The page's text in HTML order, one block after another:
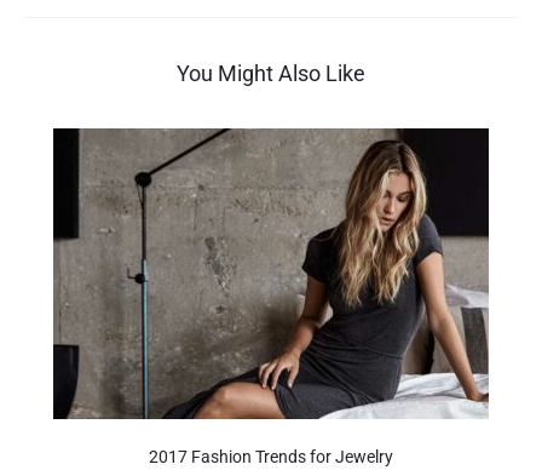
You Might Also Like
2017 Fashion Trends for Jewelry